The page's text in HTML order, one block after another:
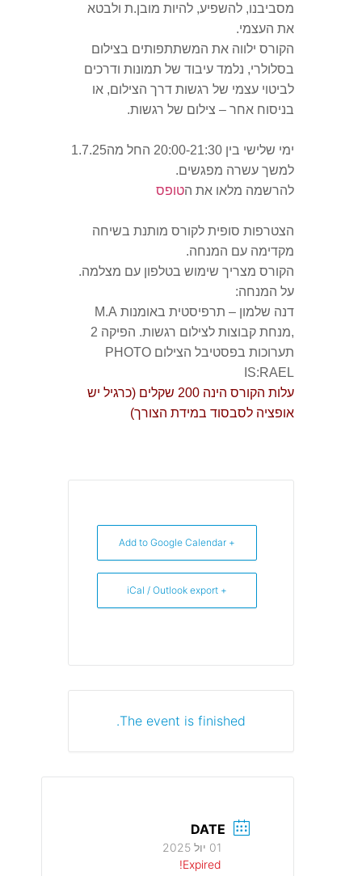
מסביבנו, להשפיע, להיות מובן.ת ולבטא
את העצמי.
הקורס ילווה את המשתתפותים בצילום
בסלולרי, נלמד עיבוד של תמונות ודרכים
לביטוי עצמי של רגשות דרך הצילום, או
בניסוח אחר – צילום של רגשות.
ימי שלישי בין 20:00-21:30 החל מה1.7.25
למשך עשרה מפגשים.
להרשמה מלאו את הטופס
הצטרפות סופית לקורס מותנת בשיחה
מקדימה עם המנחה.
הקורס מצריך שימוש בטלפון עם מצלמה.
על המנחה:
דנה שלמון – תרפיסטית באומנות M.A
,מנחת קבוצות לצילום רגשות. הפיקה 2
תערוכות בפסטיבל הצילום PHOTO
IS:RAEL
עלות הקורס הינה 200 שקלים (כרגיל יש
אופציה לסבסוד במידת הצורך)
+ Add to Google Calendar
+ iCal / Outlook export
The event is finished.
DATE
01 יול 2025
Expired!